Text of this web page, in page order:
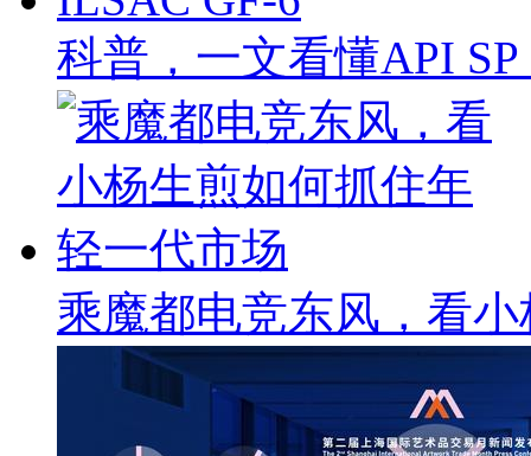
科普，一文看懂API
乘魔都电竞东风，看